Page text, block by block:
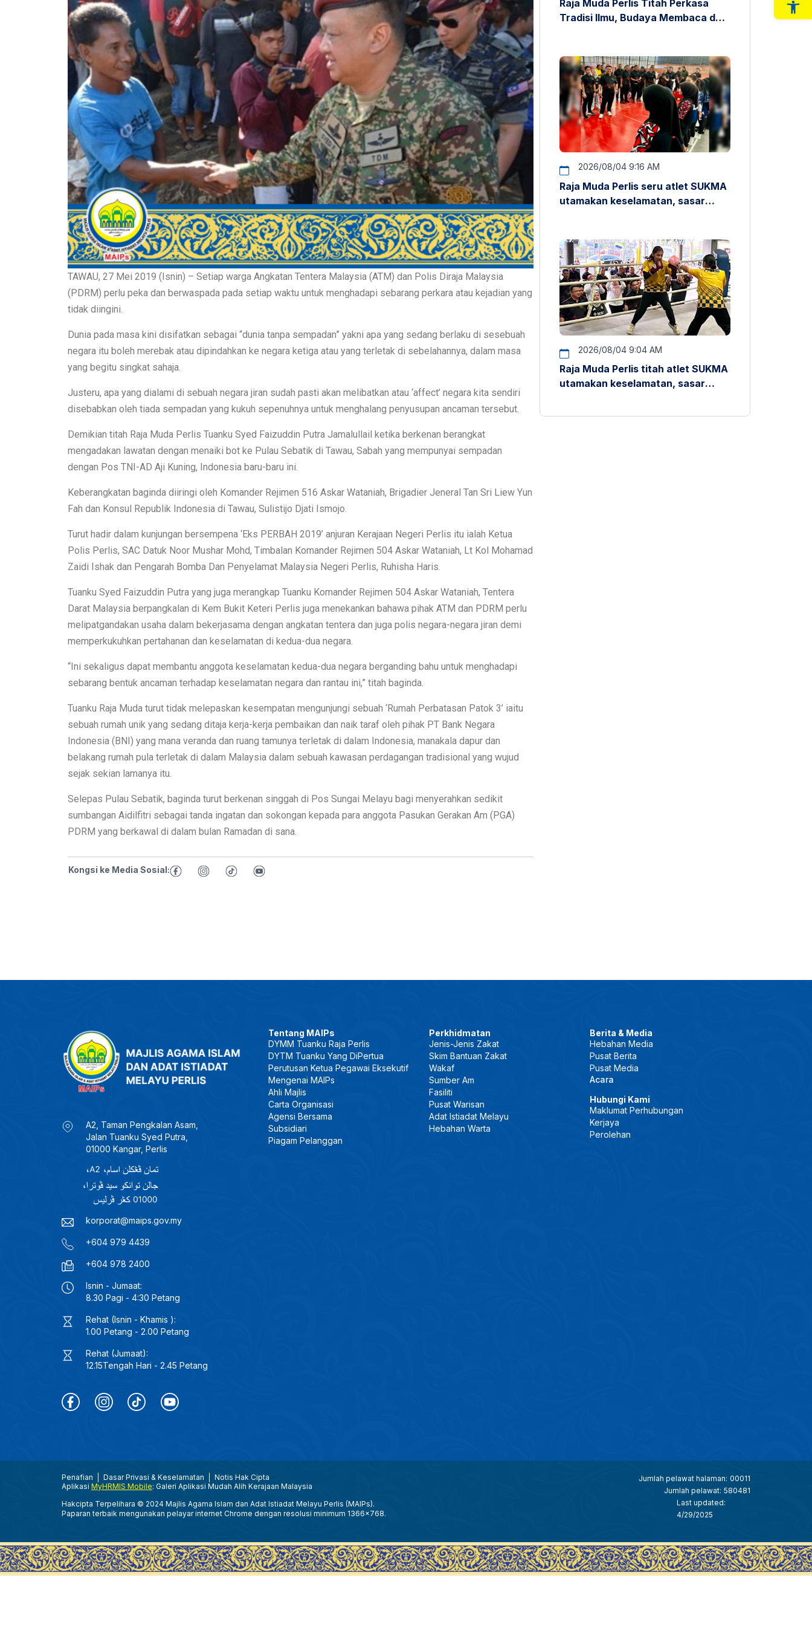
TAWAU, 27 Mei 2019 (Isnin) – Setiap warga Angkatan Tentera Malaysia (ATM) dan Polis Diraja Malaysia
(PDRM) perlu peka dan berwaspada pada setiap waktu untuk menghadapi sebarang perkara atau kejadian yang
tidak diingini.
Dunia pada masa kini disifatkan sebagai “dunia tanpa sempadan” yakni apa yang sedang berlaku di sesebuah
negara itu boleh merebak atau dipindahkan ke negara ketiga atau yang terletak di sebelahannya, dalam masa
yang begitu singkat sahaja.
Justeru, apa yang dialami di sebuah negara jiran sudah pasti akan melibatkan atau ‘affect’ negara kita sendiri
disebabkan oleh tiada sempadan yang kukuh sepenuhnya untuk menghalang penyusupan ancaman tersebut.
Demikian titah Raja Muda Perlis Tuanku Syed Faizuddin Putra Jamalullail ketika berkenan berangkat
mengadakan lawatan dengan menaiki bot ke Pulau Sebatik di Tawau, Sabah yang mempunyai sempadan
dengan Pos TNI-AD Aji Kuning, Indonesia baru-baru ini.
Keberangkatan baginda diiringi oleh Komander Rejimen 516 Askar Wataniah, Brigadier Jeneral Tan Sri Liew Yun
Fah dan Konsul Republik Indonesia di Tawau, Sulistijo Djati Ismojo.
Turut hadir dalam kunjungan bersempena ‘Eks PERBAH 2019’ anjuran Kerajaan Negeri Perlis itu ialah Ketua
Polis Perlis, SAC Datuk Noor Mushar Mohd, Timbalan Komander Rejimen 504 Askar Wataniah, Lt Kol Mohamad
Zaidi Ishak dan Pengarah Bomba Dan Penyelamat Malaysia Negeri Perlis, Ruhisha Haris.
Tuanku Syed Faizuddin Putra yang juga merangkap Tuanku Komander Rejimen 504 Askar Wataniah, Tentera
Darat Malaysia berpangkalan di Kem Bukit Keteri Perlis juga menekankan bahawa pihak ATM dan PDRM perlu
melipatgandakan usaha dalam bekerjasama dengan angkatan tentera dan juga polis negara-negara jiran demi
memperkukuhkan pertahanan dan keselamatan di kedua-dua negara.
“Ini sekaligus dapat membantu anggota keselamatan kedua-dua negara berganding bahu untuk menghadapi
sebarang bentuk ancaman terhadap keselamatan negara dan rantau ini,” titah baginda.
Tuanku Raja Muda turut tidak melepaskan kesempatan mengunjungi sebuah ‘Rumah Perbatasan Patok 3’ iaitu
sebuah rumah unik yang sedang ditaja kerja-kerja pembaikan dan naik taraf oleh pihak PT Bank Negara
Indonesia (BNI) yang mana veranda dan ruang tamunya terletak di dalam Indonesia, manakala dapur dan
belakang rumah pula terletak di dalam Malaysia dalam sebuah kawasan perdagangan tradisional yang wujud
sejak sekian lamanya itu.
Selepas Pulau Sebatik, baginda turut berkenan singgah di Pos Sungai Melayu bagi menyerahkan sedikit
sumbangan Aidilfitri sebagai tanda ingatan dan sokongan kepada para anggota Pasukan Gerakan Am (PGA)
PDRM yang berkawal di dalam bulan Ramadan di sana.
Kongsi ke Media Sosial:
Raja Muda Perlis Titah Perkasa
Tradisi Ilmu, Budaya Membaca dan
2026/08/04 9:16 AM
Raja Muda Perlis seru atlet SUKMA
utamakan keselamatan, sasar
2026/08/04 9:04 AM
Raja Muda Perlis titah atlet SUKMA
utamakan keselamatan, sasar
A2, Taman Pengkalan Asam,
Jalan Tuanku Syed Putra,
01000 Kangar, Perlis
korporat@maips.gov.my
+604 979 4439
+604 978 2400
Isnin - Jumaat:
8.30 Pagi - 4:30 Petang
Rehat (Isnin - Khamis ):
1.00 Petang - 2.00 Petang
Rehat (Jumaat):
12.15Tengah Hari - 2.45 Petang
Tentang MAIPs
DYMM Tuanku Raja Perlis
DYTM Tuanku Yang DiPertua
Perutusan Ketua Pegawai Eksekutif
Mengenai MAIPs
Ahli Majlis
Carta Organisasi
Agensi Bersama
Subsidiari
Piagam Pelanggan
Perkhidmatan
Jenis-Jenis Zakat
Skim Bantuan Zakat
Wakaf
Sumber Am
Fasiliti
Pusat Warisan
Adat Istiadat Melayu
Hebahan Warta
Berita & Media
Hebahan Media
Pusat Berita
Pusat Media
Acara
Hubungi Kami
Maklumat Perhubungan
Kerjaya
Perolehan
Penafian Dasar Privasi & Keselamatan
Notis Hak Cipta
Aplikasi MyHRMIS Mobile: Galeri Aplikasi Mudah Alih Kerajaan Malaysia
Hakcipta Terpelihara © 2024 Majlis Agama Islam dan Adat Istiadat Melayu Perlis (MAIPs).
Paparan terbaik mengunakan pelayar internet Chrome dengan resolusi minimum 1366x768.
Jumlah pelawat halaman: 00011
Jumlah pelawat: 580481
Last updated:
4/29/2025